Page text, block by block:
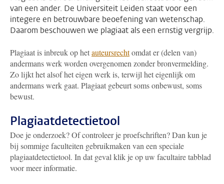
van een ander. De Universiteit Leiden staat voor een
integere en betrouwbare beoefening van wetenschap.
Daarom beschouwen we plagiaat als een ernstig vergrijp.
Plagiaat is inbreuk op hetauteursrechtomdat er (delen van)
andermans werk worden overgenomen zonder bronvermelding.
Zo lijkt het alsof het eigen werk is, terwijl het eigenlijk om
andermans werk gaat. Plagiaat gebeurt soms onbewust, soms
bewust.
Plagiaatdetectietool
Doe je onderzoek? Of controleer je proefschriften? Dan kun je
bij sommige faculteiten gebruikmaken van een speciale
plagiaatdetectietool. In dat geval klik je op uw facultaire tabblad
voor meer informatie.